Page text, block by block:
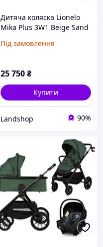
Дитяча коляска Lionelo
Mika Plus 3W1 Beige Sand
Fotelik
Під замовлення
25 750₴
Купити
Landshop 90%